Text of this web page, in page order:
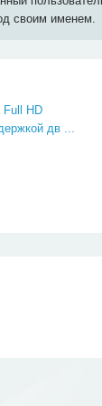
своим именем.
HD
дв ...